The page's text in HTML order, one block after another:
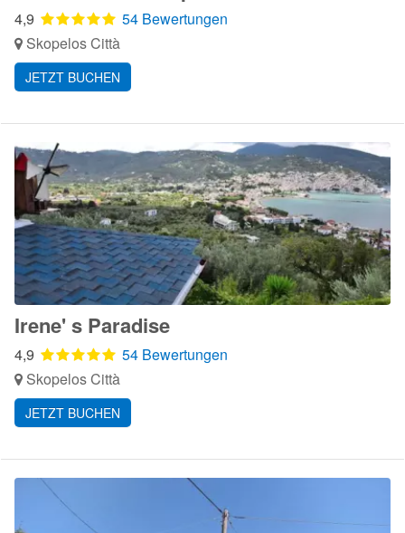
4,9
54 Bewertungen
Skopelos Città
JETZT BUCHEN
Irene' s Paradise
4,9
54 Bewertungen
Skopelos Città
JETZT BUCHEN